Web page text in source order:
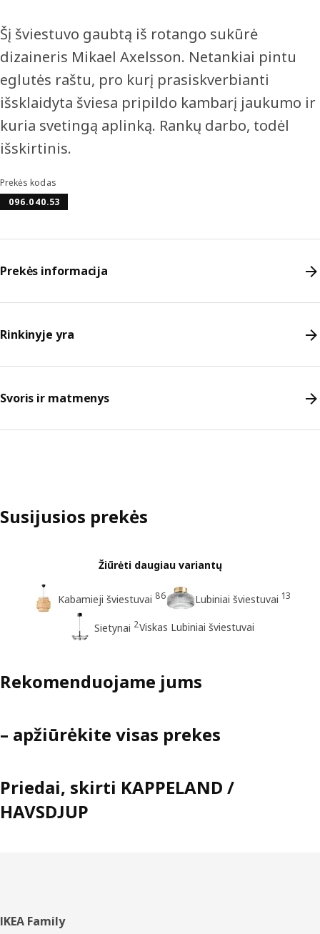
Šį šviestuvo gaubtą iš rotango sukūrė
dizaineris Mikael Axelsson. Netankiai pintu
eglutės raštu, pro kurį prasiskverbianti
išsklaidyta šviesa pripildo kambarį jaukumo ir
kuria svetingą aplinką. Rankų darbo, todėl
išskirtinis.
Prekės kodas
096.040.53
Prekės informacija
Rinkinyje yra
Svoris ir matmenys
Susijusios prekės
Žiūrėti daugiau variantų
Kabamieji šviestuvai 86 Lubiniai šviestuvai 13
Sietynai 2Viskas Lubiniai šviestuvai
Rekomenduojame jums
– apžiūrėkite visas prekes
Priedai, skirti KAPPELAND /
HAVSDJUP
Poraštė
IKEA Family